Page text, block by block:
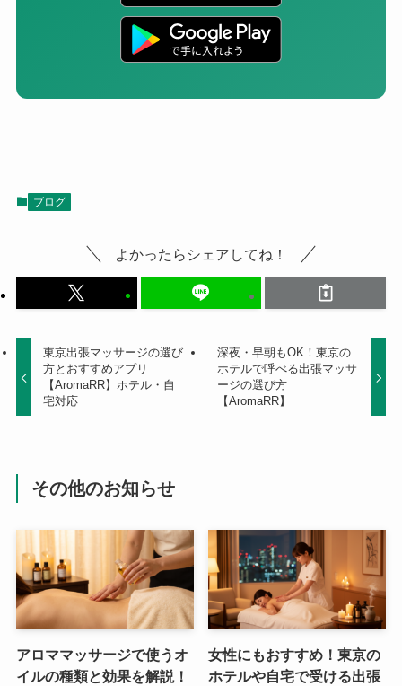
ブログ
よかったらシェアしてね！
東京出張マッサージの選び
方とおすすめアプリ
【AromaRR】ホテル・自
宅対応
深夜・早朝もOK！東京の
ホテルで呼べる出張マッサ
ージの選び方
【AromaRR】
その他のお知らせ
アロママッサージで使うオ
イルの種類と効果を解説！
女性にもおすすめ！東京の
ホテルや自宅で受ける出張